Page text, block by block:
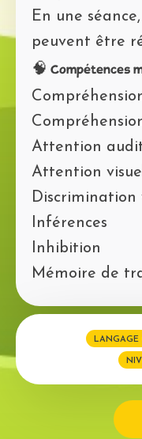
En une
peuvent être
🧠 Compétences
Attention
Attention
Discrimination
Inférences
Inhibition
Mémoire de
LANGAGE